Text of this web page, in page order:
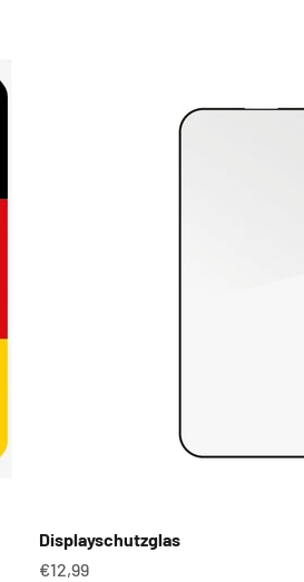
Displayschutzglas
Angebot
€12,99